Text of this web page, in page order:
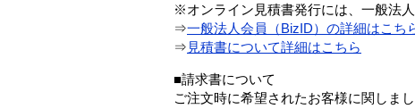
※オンライン見積書発行には、一般法
⇒一般法人会員（BizID）の詳細はこち
⇒ 見積書について詳細はこちら
■請求書について
ご注文時に希望されたお客様に関しま